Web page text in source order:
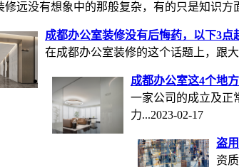
修远没有想象中的那般复杂，有的只是知识方
成都办公室装修没有后悔药，以下3点
在成都办公室装修的这个话题上，跟
成都办公室这4个地
一家公司的成立及正
力...2023-02-17
盗
资